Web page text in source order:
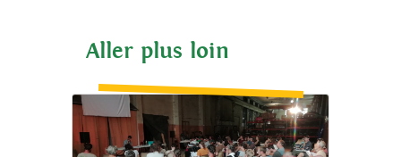
Aller plus loin